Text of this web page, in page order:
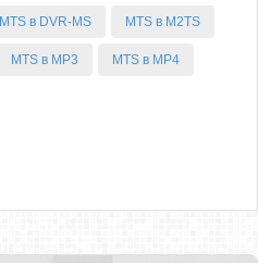
MTS в DVR-MS MTS в M2TS
MTS в MP3 MTS в MP4